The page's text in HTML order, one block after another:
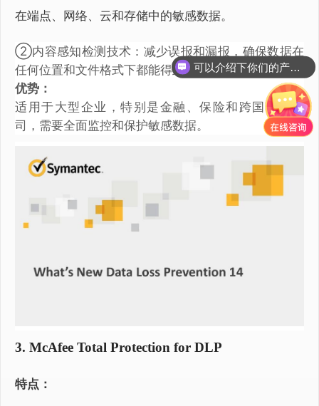
在端点、网络、云和存储中的敏感数据。
②内容感知检测技术：减少误报和漏报，确保数据在
任何位置和文件格式下都能得到保护。
优势：
适用于大型企业，特别是金融、保险和跨国集团公
司，需要全面监控和保护敏感数据。
3. McAfee Total Protection for DLP
特点：
可以介绍下你们的产品么？